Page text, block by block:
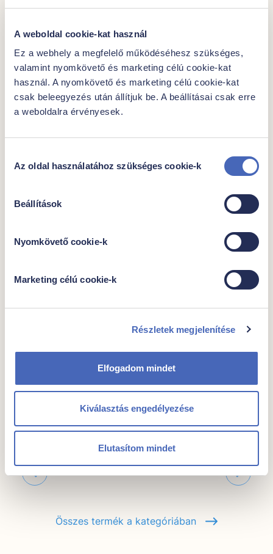
A weboldal cookie-kat használ
Ez a webhely a megfelelő működéséhesz szükséges,
valamint nyomkövető és marketing célú cookie-kat
használ. A nyomkövető és marketing célú cookie-kat
csak beleegyezés után állítjuk be. A beállításai csak erre
a weboldalra érvényesek.
kiválasztása
Az oldal használatához szükséges cookie-k
Beállítások
Nyomkövető cookie-k
Marketing célú cookie-k
Részletek megjelenítése
Elfogadom mindet
Kiválasztás engedélyezése
Elutasítom mindet
További javaslataink
hasábburgonya
Csomagban
1499 Ft
Kocsiba
Összes termék a kategóriában